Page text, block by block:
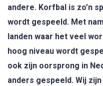
andere. Korfbal is zo’n
wordt gespeeld. Met
landen waar het veel
hoog niveau wordt
ook zijn oorsprong in
anders gespeeld. Wij